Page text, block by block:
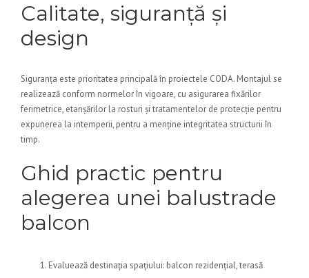
Calitate, siguranță și
design
Siguranța este prioritatea principală în proiectele CODA. Montajul se
realizează conform normelor în vigoare, cu asigurarea fixărilor
ferimetrice, etanșărilor la rosturi și tratamentelor de protecție pentru
expunerea la intemperii, pentru a menține integritatea structurii în
timp.
Ghid practic pentru
alegerea unei balustrade
balcon
Evaluează destinația spațiului: balcon rezidențial, terasă